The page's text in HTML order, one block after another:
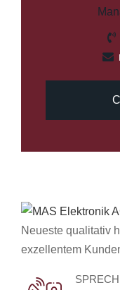
Neueste qualitativ
exzellentem